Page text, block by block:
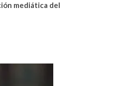
mediática del